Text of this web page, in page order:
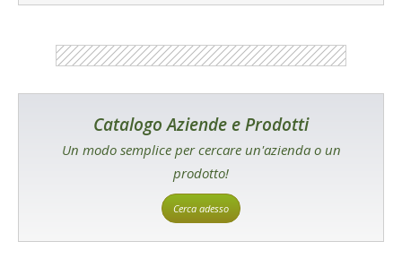
Catalogo Aziende e Prodotti
Un modo semplice per cercare un'azienda o un
prodotto!
Cerca adesso